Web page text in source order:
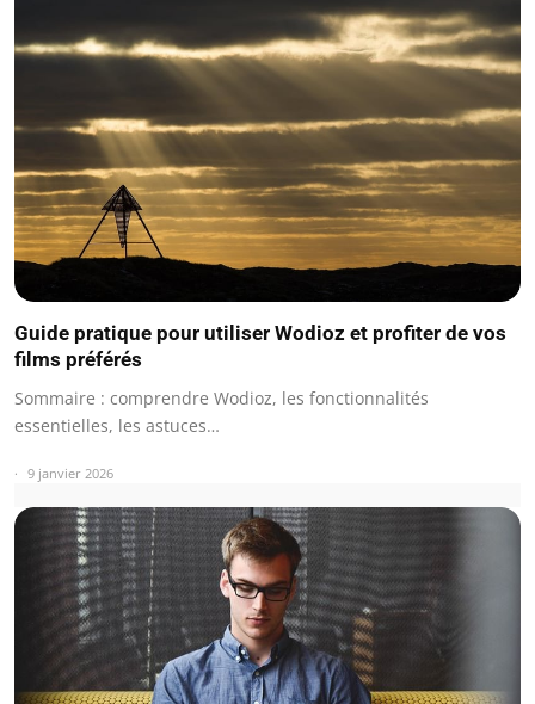
Guide pratique pour utiliser Wodioz et profiter de vos
films préférés
Sommaire : comprendre Wodioz, les fonctionnalités
essentielles, les astuces…
9 janvier 2026